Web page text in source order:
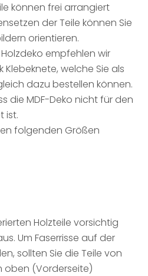
können frei arrangiert
der Teile können Sie
orientieren.
empfehlen wir
Klebeknete, welche Sie als
dazu bestellen können.
die MDF-Deko nicht für den
ist.
folgenden Größen
Holzteile vorsichtig
Um Faserrisse auf der
sollten Sie die Teile von
oben (Vorderseite)